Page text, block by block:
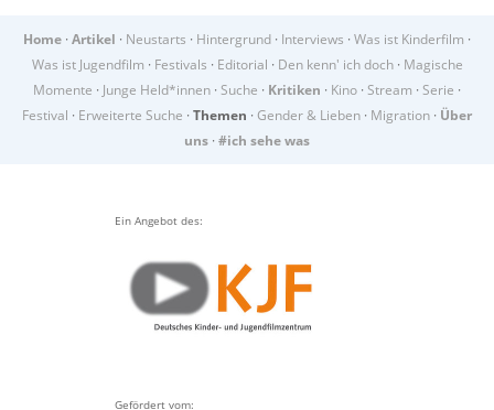
Home · Artikel · Neustarts · Hintergrund · Interviews · Was ist Kinderfilm ·
Was ist Jugendfilm · Festivals · Editorial · Den kenn' ich doch· Magische
Momente · Junge Held*innen · Suche · Kritiken · Kino · Stream · Serie ·
Festival · Erweiterte Suche · Themen · Gender & Lieben · Migration · Über
uns · #ich sehe was
Ein Angebot des:
Gefördert vom: